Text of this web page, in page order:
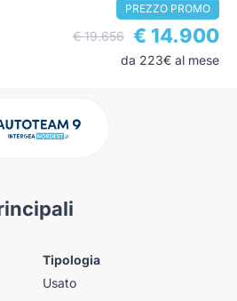
PREZZO PROMO
€ 19.656 € 14.900
da 223€ al mese
Tipologia
Usato